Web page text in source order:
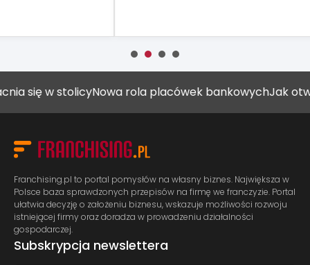
w stolicyNowa rola placówek bankowychJak
Franchising.pl to portal pomysłów na własny biznes. Największa w
Polsce baza sprawdzonych przepisów na firmę we franczyzie. Portal
ułatwia decyzję o założeniu biznesu, wskazuje możliwości rozwoju
istniejącej firmy oraz doradza w prowadzeniu działalności
gospodarczej.
Subskrypcja newslettera